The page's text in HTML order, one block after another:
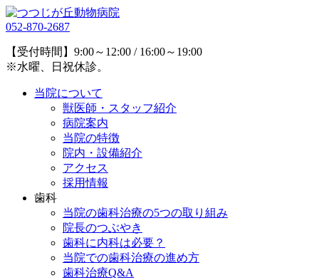
052-870-2687
【受付時間】9:00～12:00 / 16:00～19:00
※水曜、日祝休診。
当院について
獣医師・スタッフ紹介
病院案内
当院の特徴
院内・設備紹介
アクセス
採用情報
歯科
当院の歯科治療の5つの取り組み
院長のつぶやき
歯科に内科は必要？
当院での歯科治療の進め方
歯科治療Q&A